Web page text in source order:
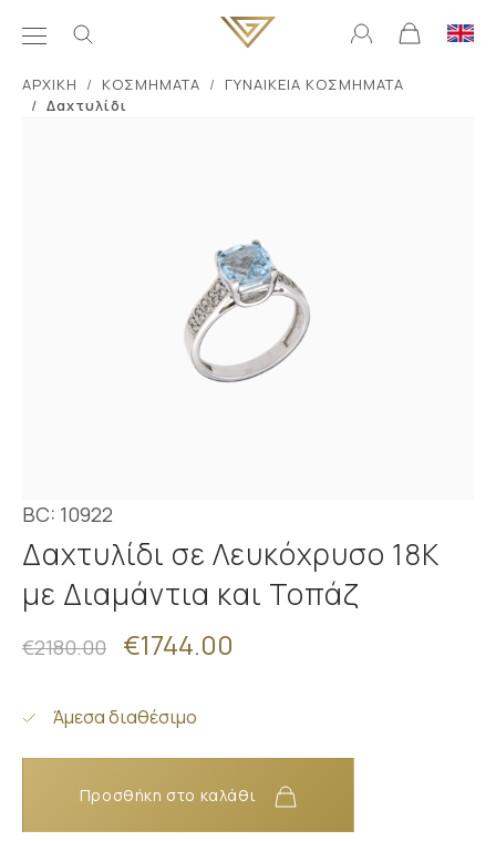
ΑΡΧΙΚΗ ΚΟΣΜΗΜΑΤΑ
ΓΥΝΑΙΚΕΙΑ ΚΟΣΜΗΜΑΤΑ
Δαχτυλίδι
BC: 10922
Δαχτυλίδι σε Λευκόχρυσο 18K
με Διαμάντια και Τοπάζ
€2180.00 €1744.00
Άμεσα διαθέσιμο
Προσθήκη στο καλάθι